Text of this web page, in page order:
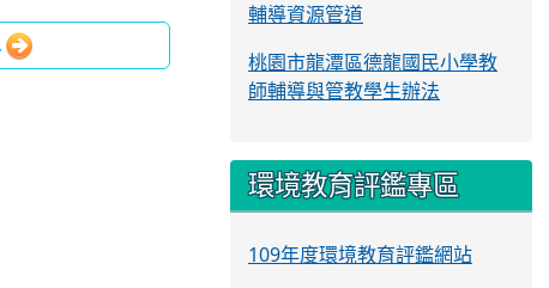
輔導資源管道
桃園市龍潭區德龍國民小學教
師輔導與管教學生辦法
環境教育評鑑專區
109年度環境教育評鑑網站